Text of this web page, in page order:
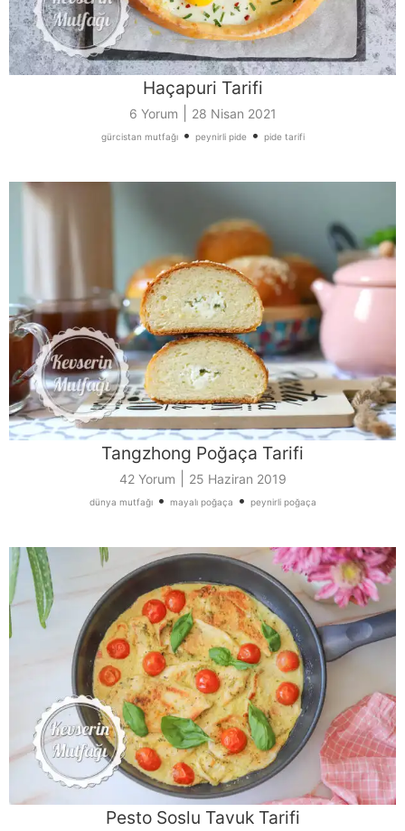
Haçapuri Tarifi
6 Yorum 28 Nisan 2021
gürcistan mutfağı• peynirli pide• pide tarifi
Tangzhong Poğaça Tarifi
42 Yorum 25 Haziran 2019
dünya mutfağı• mayalı poğaça • peynirli poğaça
Pesto Soslu Tavuk Tarifi